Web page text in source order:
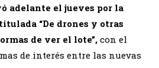
adelante el jueves por la
“De drones y otras
de ver el lote”, con el
de interés entre las nuevas